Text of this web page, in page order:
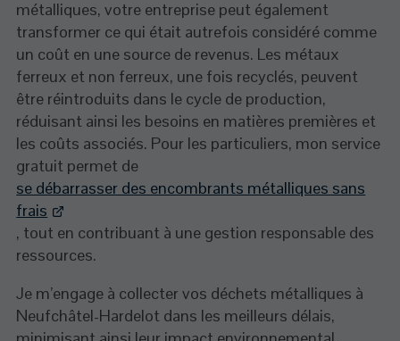
métalliques, votre entreprise peut également
transformer ce qui était autrefois considéré comme
un coût en une source de revenus. Les métaux
ferreux et non ferreux, une fois recyclés, peuvent
être réintroduits dans le cycle de production,
réduisant ainsi les besoins en matières premières et
les coûts associés. Pour les particuliers, mon service
gratuit permet de
se débarrasser des encombrants métalliques sans
frais
, tout en contribuant à une gestion responsable des
ressources.
Je m’engage à collecter vos déchets métalliques à
Neufchâtel-Hardelot dans les meilleurs délais,